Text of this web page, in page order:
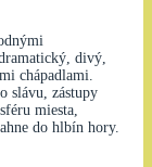
divý,
chápadlami.
slávu, zástupy
miesta,
do hlbín hory.